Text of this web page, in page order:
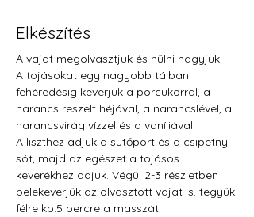
Elkészítés
A vajat megolvasztjuk és hűlni hagyjuk.
A tojásokat egy nagyobb tálban
fehéredésig keverjük a porcukorral, a
narancs reszelt héjával, a narancslével, a
narancsvirág vízzel és a vaníliával.
A liszthez adjuk a sütőport és a csipetnyi
sót, majd az egészet a tojásos
keverékhez adjuk. Végül 2-3 részletben
belekeverjük az olvasztott vajat is. tegyük
félre kb.5 percre a masszát.